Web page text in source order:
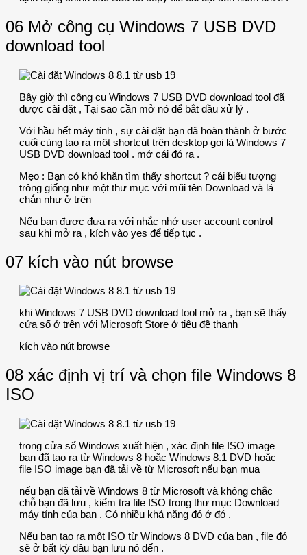
06 Mở công cụ Windows 7 USB DVD
download tool
Bây giờ thì công cụ Windows 7 USB DVD download tool đã
được cài đặt , Tại sao cần mở nó để bắt đầu xử lý .
Với hầu hết máy tính , sự cài đặt bạn đã hoàn thành ở bước
cuối cùng tạo ra một shortcut trên desktop gọi là Windows 7
USB DVD download tool . mở cái đó ra .
Mẹo : Bạn có khó khăn tìm thấy shortcut ? cái biểu tượng
trông giống như một thư mục với mũi tên Download và lá
chắn như ở trên
Nếu bạn được đưa ra với nhắc nhở user account control
sau khi mở ra , kích vào yes để tiếp tục .
07 kích vào nút browse
khi Windows 7 USB DVD download tool mở ra , bạn sẽ thấy
cửa sổ ở trên với Microsoft Store ở tiêu đề thanh
kích vào nút browse
08 xác định vị trí và chọn file Windows 8
ISO
trong cửa sổ Windows xuất hiện , xác định file ISO image
bạn đã tạo ra từ Windows 8 hoặc Windows 8.1 DVD hoặc
file ISO image bạn đã tải về từ Microsoft nếu bạn mua
nếu bạn đã tải về Windows 8 từ Microsoft và không chắc
chỗ bạn đã lưu , kiểm tra file ISO trong thư mục Download
máy tính của bạn . Có nhiều khả năng đó ở đó .
Nếu bạn tạo ra một ISO từ Windows 8 DVD của bạn , file đó
sẽ ở bất kỳ đâu bạn lưu nó đến .